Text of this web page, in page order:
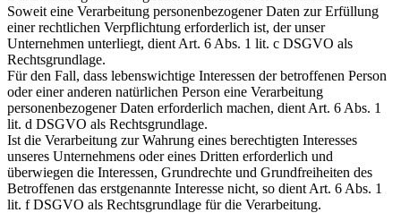
Soweit eine Verarbeitung personenbezogener Daten zur Erfüllung
einer rechtlichen Verpflichtung erforderlich ist, der unser
Unternehmen unterliegt, dient Art. 6 Abs. 1 lit. c DSGVO als
Rechtsgrundlage.
Für den Fall, dass lebenswichtige Interessen der betroffenen Person
oder einer anderen natürlichen Person eine Verarbeitung
personenbezogener Daten erforderlich machen, dient Art. 6 Abs. 1
lit. d DSGVO als Rechtsgrundlage.
Ist die Verarbeitung zur Wahrung eines berechtigten Interesses
unseres Unternehmens oder eines Dritten erforderlich und
überwiegen die Interessen, Grundrechte und Grundfreiheiten des
Betroffenen das erstgenannte Interesse nicht, so dient Art. 6 Abs. 1
lit. f DSGVO als Rechtsgrundlage für die Verarbeitung.